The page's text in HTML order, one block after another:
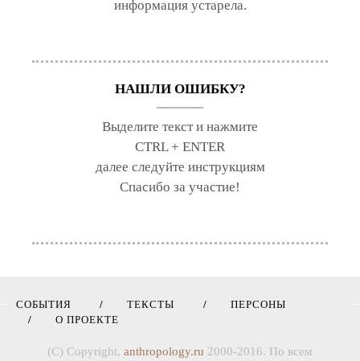
информация устарела.
НАШЛИ ОШИБКУ?
Выделите текст и нажмите
CTRL + ENTER
далее следуйте инструкциям
Спасибо за участие!
СОБЫТИЯ ТЕКСТЫ
ПЕРСОНЫ
О ПРОЕКТЕ
(C) Copyright, anthropology.ru 2000-2016. По всем